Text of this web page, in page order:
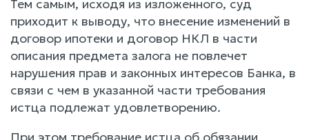
Тем самым, исходя из изложенного, суд
приходит к выводу, что внесение изменений в
договор ипотеки и договор НКЛ в части
описания предмета залога не повлечет
нарушения прав и законных интересов Банка, в
связи с чем в указанной части требования
истца подлежат удовлетворению.
При этом требование истца об обязании